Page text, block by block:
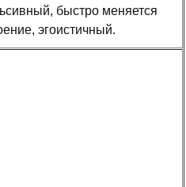
быстро меняется
эгоистичный.